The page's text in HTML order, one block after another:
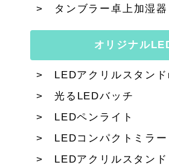
タンブラー卓上加湿器
オリジナル
LEDアクリルスタン
光るLEDバッチ
LEDペンライト
LEDコンパクトミラー
LEDアクリルスタンド